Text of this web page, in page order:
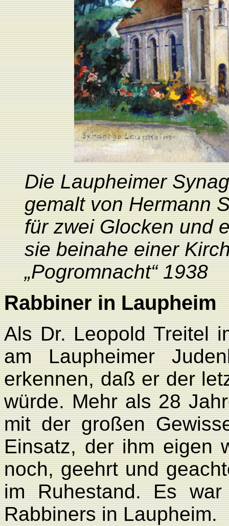
Die Laupheimer
gemalt von Hermann
für zwei Glocken und
sie beinahe einer
„Pogromnacht“ 1938
Rabbiner in Laupheim
Als Dr. Leopold Treitel
am Laupheimer
erkennen, daß er der
würde. Mehr als 28
mit der großen
Einsatz, der ihm eigen
noch, geehrt und
im Ruhestand. Es
Rabbiners in Laupheim.